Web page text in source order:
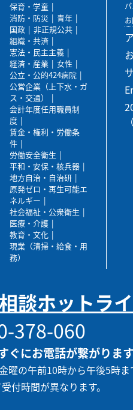
保育・学童
消防・防災
青年
国政
非正規公共
組織・共済
憲法・民主主義
経済・産業
女性
公立・公的424病院
公営企業（上下水・ガ
ス・交通）
会計年度任用職員制
度
賃金・権利・労働条
件
労働安全衛生
平和・安保・核兵器
地方自治・自治研
原発ゼロ・再生可能エ
ネルギー
社会福祉・公衆衛生
医療・介護
教育・文化
現業（清掃・給食・用
務）
談ホットラ
378-060
ぐにお電話が繋がります
曜の午前10時から午後5時ま
付時間が異なります。